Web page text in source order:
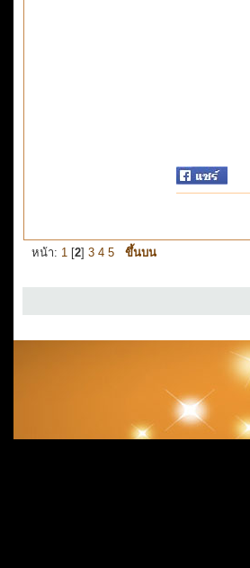
หน้า: 1 [2] 3 4 5 ขึ้นบน